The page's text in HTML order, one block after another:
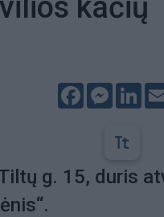
kačių
Facebook
g. 15, duris